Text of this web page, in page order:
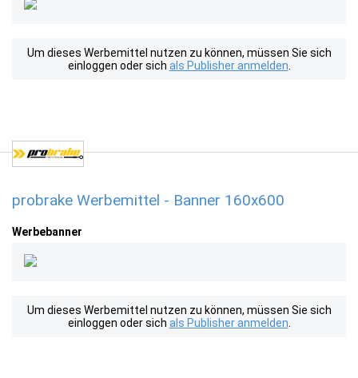
Um dieses Werbemittel nutzen zu können, müssen Sie sich
einloggen oder sich als Publisher anmelden
probrake Werbemittel - Banner 160x600
Werbebanner
Um dieses Werbemittel nutzen zu können, müssen Sie sich
einloggen oder sich als Publisher anmelden